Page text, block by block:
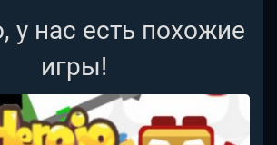
у нас есть похожие
игры!